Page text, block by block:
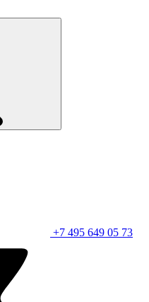
+7 495 649 05 73